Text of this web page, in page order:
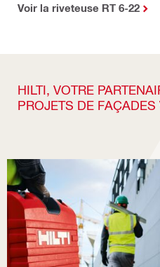
Voir la riveteuse RT 6-22
HILTI, VOTRE
PROJETS DE FAÇADES